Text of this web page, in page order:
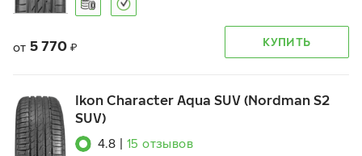
от 5 770 ₽ КУПИТЬ
Ikon Character Aqua SUV (Nordman S2
SUV)
4.8 15 отзывов